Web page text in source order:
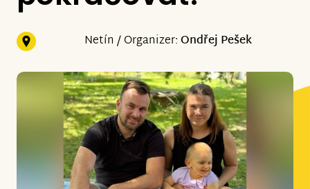
Netín / Organizer:Ondřej Pešek